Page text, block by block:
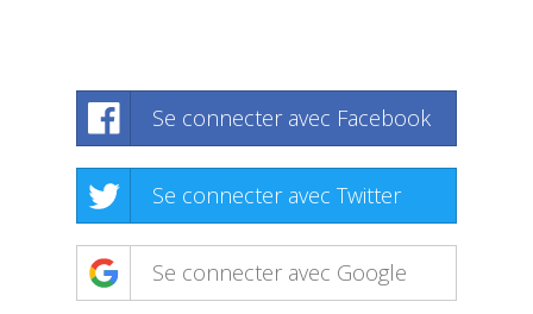
Se connecter avec Facebook
Se connecter avec Twitter
Se connecter avec Google